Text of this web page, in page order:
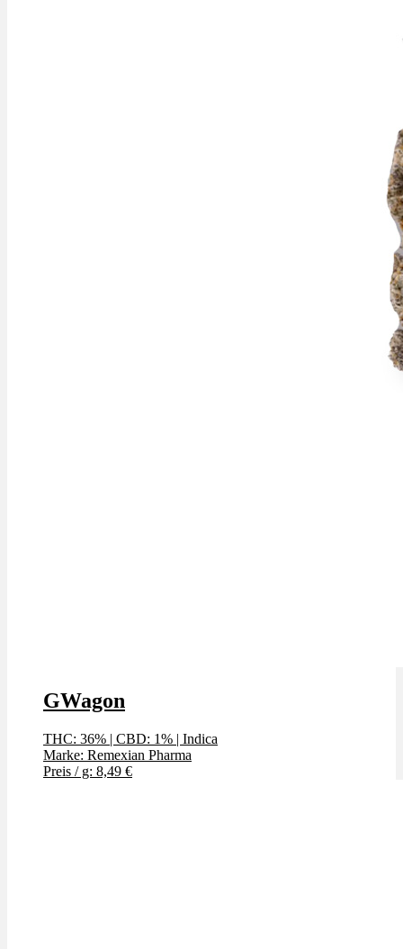
GWagon
THC: 36% | CBD: 1% | Indica
Marke: Remexian Pharma
Preis / g: 8,49 €